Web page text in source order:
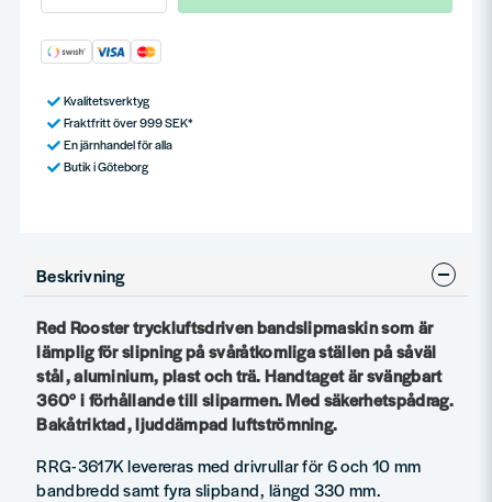
Kvalitetsverktyg
Fraktfritt över 999 SEK*
En järnhandel för alla
Butik i Göteborg
Beskrivning
Red Rooster tryckluftsdriven bandslipmaskin som är
lämplig för slipning på svåråtkomliga ställen på såväl
stål, aluminium, plast och trä. Handtaget är svängbart
360° i förhållande till sliparmen. Med säkerhetspådrag.
Bakåtriktad, ljuddämpad luftströmning.
RRG-3617K levereras med drivrullar för 6 och 10 mm
bandbredd samt fyra slipband, längd 330 mm.